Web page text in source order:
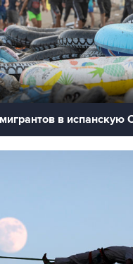
в испанскую